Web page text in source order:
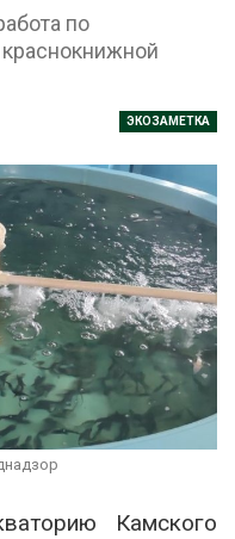
по
ЭКОЗАМЕТКА
Камского